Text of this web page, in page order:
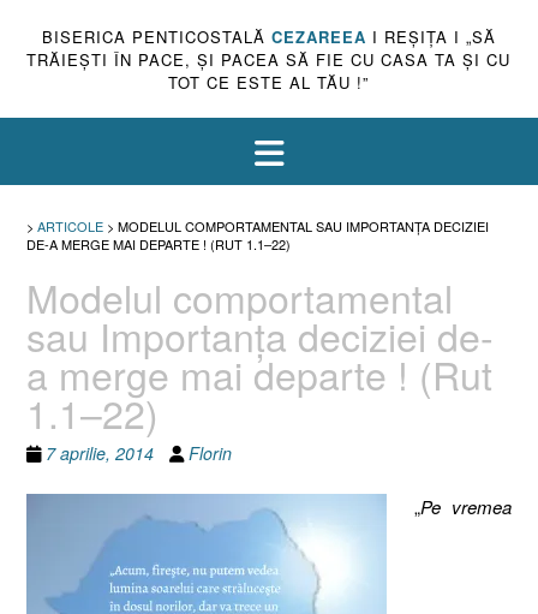
BISERICA PENTICOSTALĂ CEZAREEA I REŞIŢA I „SĂ
TRĂIEŞTI ÎN PACE, ŞI PACEA SĂ FIE CU CASA TA ŞI CU
TOT CE ESTE AL TĂU !”
> ARTICOLE > MODELUL COMPORTAMENTAL SAU IMPORTANŢA DECIZIEI
DE-A MERGE MAI DEPARTE ! (RUT 1.1–22)
Modelul comportamental
sau Importanţa deciziei de-
a merge mai departe ! (Rut
1.1–22)
7 aprilie, 2014 Florin
„Pe vremea